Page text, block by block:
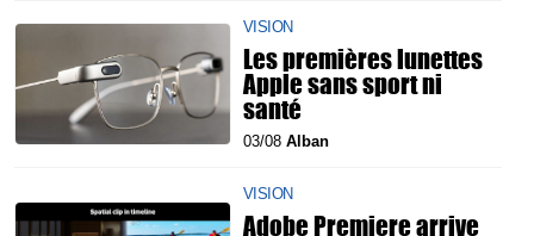
VISION
Les premières lunettes
Apple sans sport ni
santé
03/08 Alban
VISION
Adobe Premiere arrive